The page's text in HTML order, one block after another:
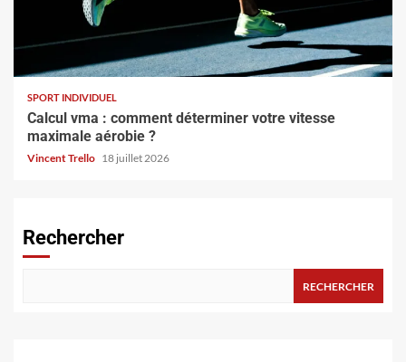
SPORT INDIVIDUEL
Calcul vma : comment déterminer votre vitesse
maximale aérobie ?
Vincent Trello 18 juillet 2026
Rechercher
RECHERCHER